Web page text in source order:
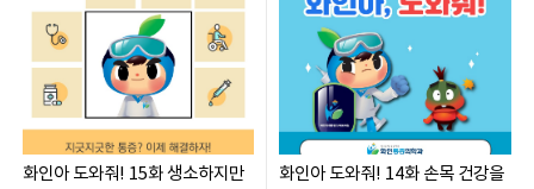
화인아 도와줘! 15화 생소하지만
화인아 도와줘! 14화 손목 건강을